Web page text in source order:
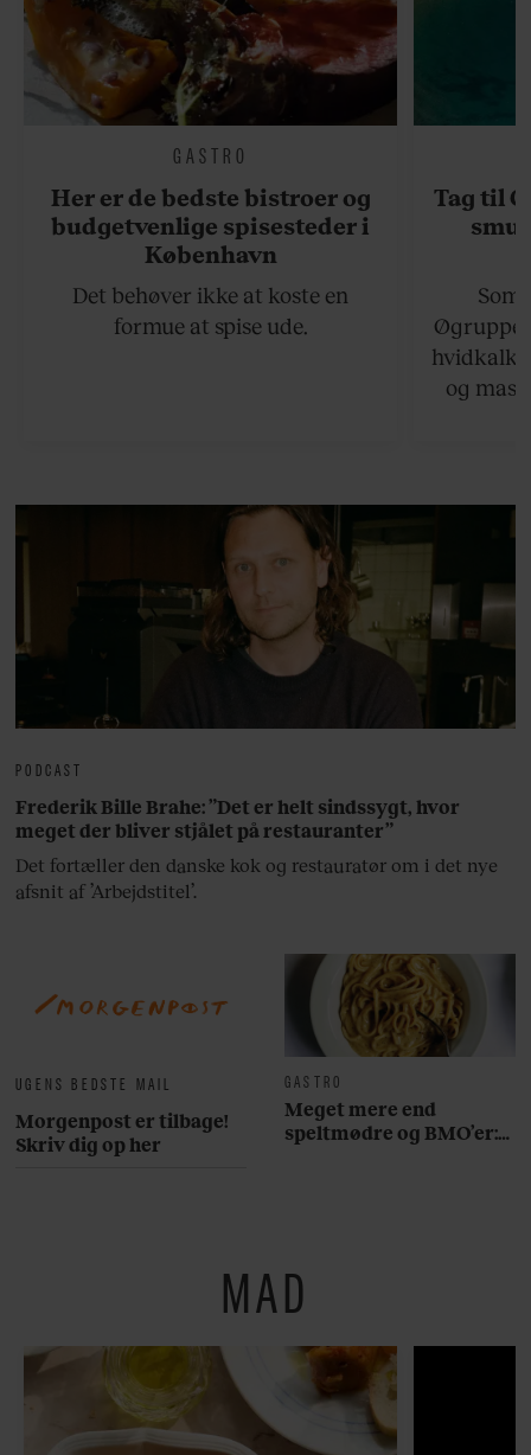
GASTRO
Her er de bedste bistroer og
budgetvenlige spisesteder i
København
Det behøver ikke at koste en
formue at spise ude.
Tag til
og
UGENS BEDSTE MAIL
Morgenpost er tilbage!
Skriv dig op her
GASTRO
Meget mere end
speltmødre og BMO’er:
PODCAST
Frederik Bille Brahe: ”Det er helt sindssygt, hvor
meget der bliver stjålet på restauranter”
Det fortæller den danske kok og restauratør om i det nye
afsnit af ’Arbejdstitel’.
MAD